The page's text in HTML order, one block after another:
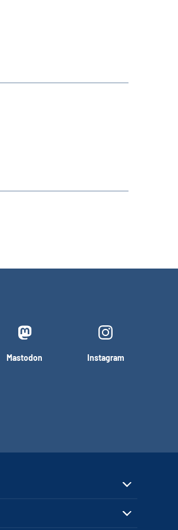
Mastodon Instagram